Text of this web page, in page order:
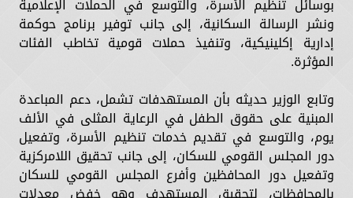
بوسائل تنظيم الأسرة، والتوسع في الحملات الإعلامية
ونشر الرسالة السكانية، إلى جانب توفير برنامج حوكمة
إدارية إكلينيكية، وتنفيذ حملات قومية تخاطب الفئات
المؤثرة.
وتابع الوزير حديثه بأن المستهدفات تشمل، دعم المباعدة
المبنية على حقوق الطفل في الرعاية المثلى في الألف
يوم، والتوسع في تقديم خدمات تنظيم الأسرة، وتفعيل
دور المجلس القومي للسكان، إلى جانب تحقيق اللامركزية
وتفعيل دور المحافظين وأفرع المجلس القومي للسكان